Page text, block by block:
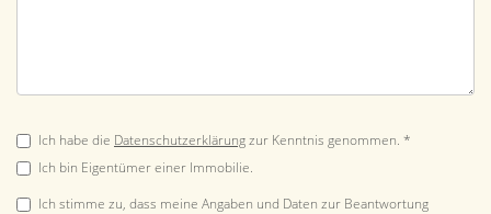
Ich habe die Datenschutzerklärungzur Kenntnis genommen. *
Ich bin Eigentümer einer Immobilie.
Ich stimme zu, dass meine Angaben und Daten zur Beantwortung